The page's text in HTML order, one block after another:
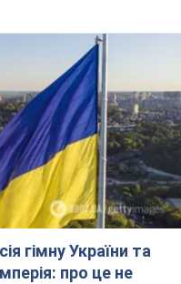
гімну України та
про це не